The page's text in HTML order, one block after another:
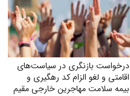
درخواست بازنگری در سیاست‌های
اقامتی و لغو الزام کد رهگیری و
بیمه سلامت مهاجرین خارجی مقیم